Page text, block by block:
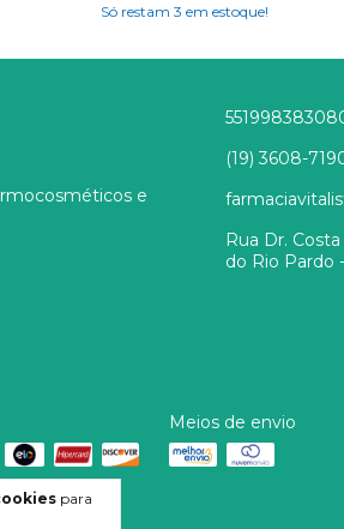
para
Só restam 3 em estoque!
e
(19) 3608-
Rua Dr.
do Rio Pardo
Meios de envio